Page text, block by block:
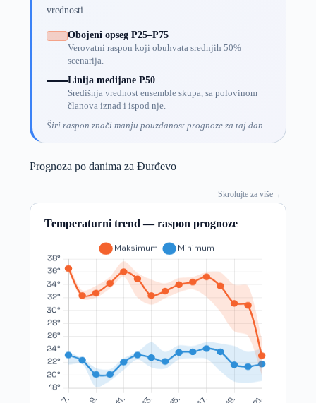
vrednosti.
Obojeni opseg P25–P75
Verovatni raspon koji obuhvata srednjih 50%
scenarija.
Linija medijane P50
Središnja vrednost ensemble skupa, sa polovinom
članova iznad i ispod nje.
Širi raspon znači manju pouzdanost prognoze za taj dan.
Prognoza po danima za Đurđevo
Skrolujte za više→
Temperaturni trend — raspon prognoze